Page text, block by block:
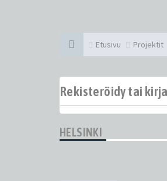
Etusivu Projektit
Rekisteröidy tai
HELSINKI